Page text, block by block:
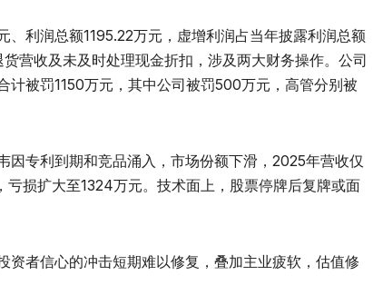
利润总额1195.22万元，虚增利润占当年披露利润总额
营收及未及时处理现金折扣，涉及两大财务操作。公司
被罚1150万元，其中公司被罚500万元，高管分别被
专利到期和竞品涌入，市场份额下滑，2025年营收仅
损扩大至1324万元。技术面上，股票停牌后复牌或面
者信心的冲击短期难以修复，叠加主业疲软，估值修